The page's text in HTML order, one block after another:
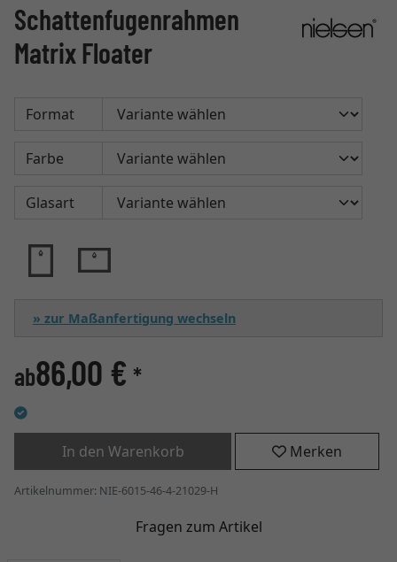
Schattenfugenrahmen
Matrix Floater
Format
Farbe
Glasart
» zur Maßanfertigung wechseln
ab86,00 € *
In den Warenkorb Merken
Artikelnummer: NIE-6015-46-4-21029-H
Fragen zum Artikel